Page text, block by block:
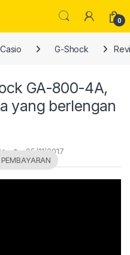
0
G-Shock
GA-800-4A,
yang berlengan
05/11/2017